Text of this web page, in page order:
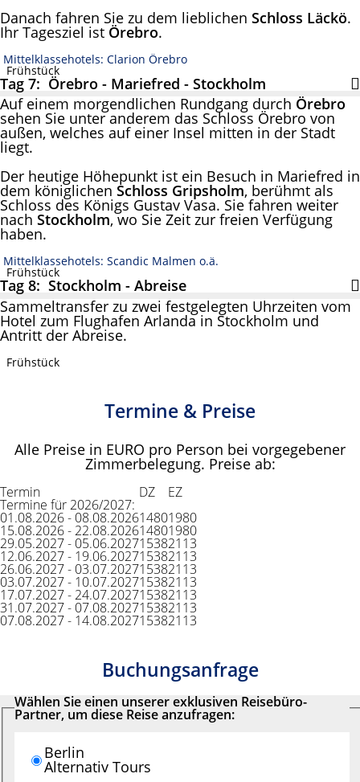
Danach fahren Sie zu dem lieblichen Schloss Läckö.
Ihr Tagesziel ist Örebro.
Mittelklassehotels: Clarion Örebro
Frühstück
Tag 7: Örebro - Mariefred - Stockholm
Auf einem morgendlichen Rundgang durch Örebro
sehen Sie unter anderem das Schloss Örebro von
außen, welches auf einer Insel mitten in der Stadt
liegt.
Der heutige Höhepunkt ist ein Besuch in Mariefred in
dem königlichen Schloss Gripsholm, berühmt als
Schloss des Königs Gustav Vasa. Sie fahren weiter
nach Stockholm, wo Sie Zeit zur freien Verfügung
haben.
Mittelklassehotels: Scandic Malmen o.ä.
Frühstück
Tag 8: Stockholm - Abreise
Sammeltransfer zu zwei festgelegten Uhrzeiten vom
Hotel zum Flughafen Arlanda in Stockholm und
Antritt der Abreise.
Frühstück
Termine & Preise
Alle Preise in EURO pro Person bei vorgegebener
Zimmerbelegung. Preise ab:
Termin DZ EZ
Termine für 2026/2027:
01.08.2026 - 08.08.202614801980
15.08.2026 - 22.08.202614801980
29.05.2027 - 05.06.202715382113
12.06.2027 - 19.06.202715382113
26.06.2027 - 03.07.202715382113
03.07.2027 - 10.07.202715382113
17.07.2027 - 24.07.202715382113
31.07.2027 - 07.08.202715382113
07.08.2027 - 14.08.202715382113
Buchungsanfrage
Wählen Sie einen unserer exklusiven Reisebüro-
Partner, um diese Reise anzufragen:
Berlin
Alternativ Tours